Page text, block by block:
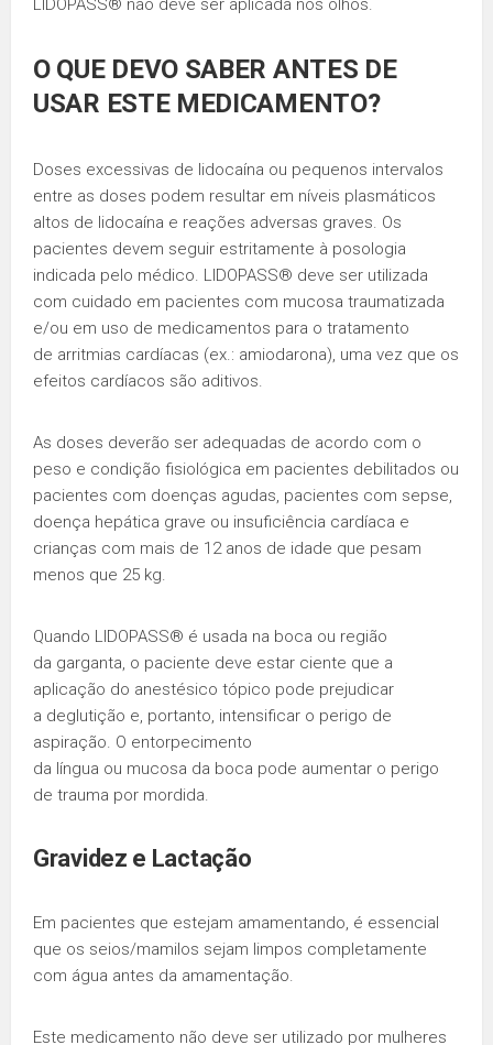
LIDOPASS® não deve ser aplicada nos olhos.
O QUE DEVO SABER ANTES DE
USAR ESTE MEDICAMENTO?
Doses excessivas de lidocaína ou pequenos intervalos
entre as doses podem resultar em níveis plasmáticos
altos de lidocaína e reações adversas graves. Os
pacientes devem seguir estritamente à posologia
indicada pelo médico. LIDOPASS® deve ser utilizada
com cuidado em pacientes com mucosa traumatizada
e/ou em uso de medicamentos para o tratamento
de arritmias cardíacas (ex.: amiodarona), uma vez que os
efeitos cardíacos são aditivos.
As doses deverão ser adequadas de acordo com o
peso e condição fisiológica em pacientes debilitados ou
pacientes com doenças agudas, pacientes com sepse,
doença hepática grave ou insuficiência cardíaca e
crianças com mais de 12 anos de idade que pesam
menos que 25 kg.
Quando LIDOPASS® é usada na boca ou região
da garganta, o paciente deve estar ciente que a
aplicação do anestésico tópico pode prejudicar
a deglutição e, portanto, intensificar o perigo de
aspiração. O entorpecimento
da língua ou mucosa da boca pode aumentar o perigo
de trauma por mordida.
Gravidez e Lactação
Em pacientes que estejam amamentando, é essencial
que os seios/mamilos sejam limpos completamente
com água antes da amamentação.
Este medicamento não deve ser utilizado por mulheres